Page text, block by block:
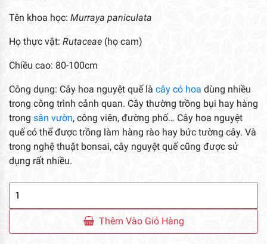
Tên khoa học: Murraya paniculata
Họ thực vật: Rutaceae (họ cam)
Chiều cao: 80-100cm
Công dụng: Cây hoa nguyệt quế là cây có hoa dùng nhiều
trong công trình cảnh quan. Cây thường trồng bụi hay hàng
trong sân vườn, công viên, đường phố… Cây hoa nguyệt
quế có thể được trồng làm hàng rào hay bức tường cây. Và
trong nghệ thuật bonsai, cây nguyệt quế cũng được sử
dụng rất nhiều.
Quế
Thêm Vào Giỏ Hàng